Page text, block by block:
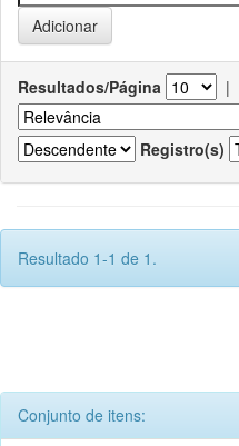
Resultados/Página |
Registro(s)
Resultado 1-1 de 1.
Conjunto de itens: